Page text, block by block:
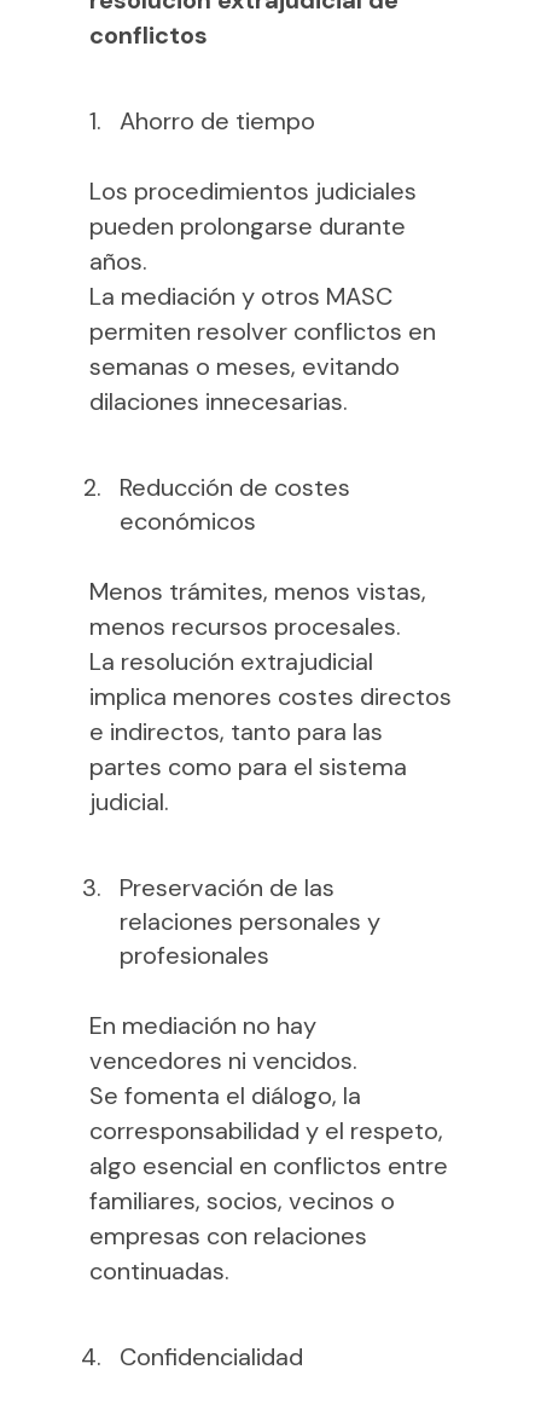
conflictos
Ahorro de tiempo
Los procedimientos judiciales
pueden prolongarse durante
años.
La mediación y otros MASC
permiten resolver conflictos en
semanas o meses, evitando
dilaciones innecesarias.
Reducción de costes
económicos
Menos trámites, menos vistas,
menos recursos procesales.
La resolución extrajudicial
implica menores costes directos
e indirectos, tanto para las
partes como para el sistema
judicial.
Preservación de las
relaciones personales y
profesionales
En mediación no hay
vencedores ni vencidos.
Se fomenta el diálogo, la
corresponsabilidad y el respeto,
algo esencial en conflictos entre
familiares, socios, vecinos o
empresas con relaciones
continuadas.
Confidencialidad